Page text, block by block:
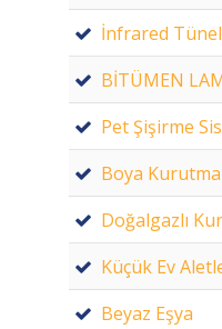
İnfrared Tünel
BİTÜMEN
Pet Şişirme
Boya
Doğalgazlı
Küçük Ev
Beyaz Eşya